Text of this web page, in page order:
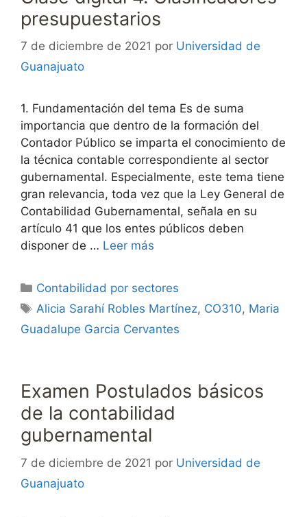
presupuestarios
7 de diciembre de 2021 por Universidad de
Guanajuato
1. Fundamentación del tema Es de suma
importancia que dentro de la formación del
Contador Público se imparta el conocimiento de
la técnica contable correspondiente al sector
gubernamental. Especialmente, este tema tiene
gran relevancia, toda vez que la Ley General de
Contabilidad Gubernamental, señala en su
artículo 41 que los entes públicos deben
disponer de … Leer más
Categorías
Contabilidad por sectores
Etiquetas
Alicia Sarahí Robles Martínez, CO310, Maria
Guadalupe Garcia Cervantes
Examen Postulados básicos
de la contabilidad
gubernamental
7 de diciembre de 2021 por Universidad de
Guanajuato